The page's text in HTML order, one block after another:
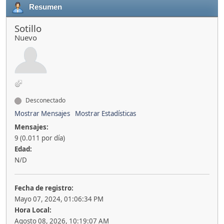
Resumen
Sotillo
Nuevo
Desconectado
Mostrar Mensajes
Mostrar Estadísticas
Mensajes:
9 (0.011 por día)
Edad:
N/D
Fecha de registro:
Mayo 07, 2024, 01:06:34 PM
Hora Local:
Agosto 08, 2026, 10:19:07 AM